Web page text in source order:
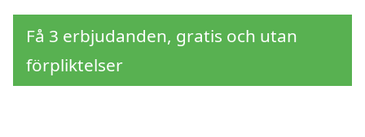
Få 3 erbjudanden, gratis och utan
förpliktelser